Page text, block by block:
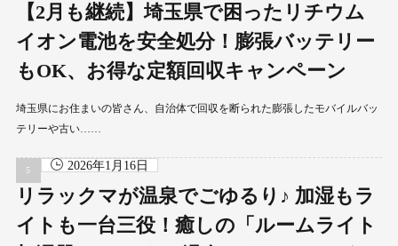
【2月も継続】埼玉県で困ったリチウム
イオン電池を安全処分！膨張バッテリー
もOK、お得な定額回収キャンペーン
埼玉県にお住まいの皆さん、自治体で回収を断られた膨張したモバイルバッ
テリーや古い……
2026年1月16日
リラックマが温泉でごゆるり♪ 加湿もラ
イトも一台三役！癒しの「ルームライト